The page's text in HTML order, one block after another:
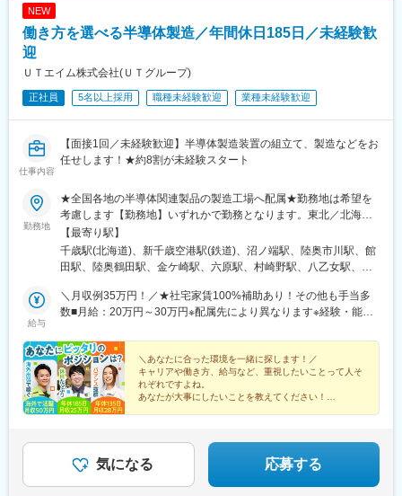
(京都府)、大阪梅田駅(阪急線)、梅田駅(地下鉄)、天神橋筋六丁目
北浜駅(大阪府)、大阪難波駅、心斎橋駅、長堀橋駅、谷町四丁目
駅(阪神線)、天王寺駅、大阪上本町駅、大正駅(大阪府)、西長堀
海道本線)、北千里駅、河内松原駅、守口市駅、堺東駅、高槻駅、
茨木駅、茨木市駅、明石駅、尼崎駅(東海道本線)、西宮駅(ＪＲ
駅(大阪環状線)、弁天町駅、寺田町駅、桃谷駅、鶴橋駅、玉造駅、
森ノ宮駅、大阪城公園駅、桜ノ宮駅、天満駅、守口駅、太子橋今
市駅、千林大宮駅、関目高殿駅、野江内代駅、都島駅、南森町
駅、天満橋駅、谷町六丁目駅、谷町九丁目駅、四天王寺前夕陽ケ
丘駅、阿倍野駅(地下鉄)、田辺駅(大阪府)、駒川中野駅、平野駅(関
国駅、西中島南方駅、中津駅(大阪府・阪急線)、大国町駅、動物園
前駅、昭和町駅(大阪府)、西田辺駅、長居駅(阪和線)、あびこ駅、
駅、大阪ビジネスパーク駅、蒲生四丁目駅、今福鶴見駅、横堤
駅、鶴見緑地駅、コスモスクエア駅、大阪港駅、九条駅(大阪府)、
阿波座駅、緑橋駅、深江橋駅、高井田駅(地下鉄)、長田駅(大阪
府)、今里駅(地下鉄)、新深江駅、小路駅、北巽駅、南巽駅、井高
野駅、瑞光四丁目駅、だいどう豊里駅、清水駅(大阪府)、新森古市
大阪天満宮駅、新福島駅、海老江駅、御幣島駅、加島駅、淀川
駅、姫島駅、千船駅、樟葉駅、牧野駅(大阪府)、御殿山駅、枚方市
駅、光善寺駅、香里園駅、寝屋川市駅、萱島駅、大和田駅(大阪
NEW
働き方を選べる半導体製造／年間休日185日／未経験歓
迎
ＵＴエイム株式会社(ＵＴグループ)
正社員 5名以上採用 職種未経験歓迎 業種未経験歓迎
仕事内容
【面接1回／未経験歓迎】半導体製造装置の組立て、製造などをお
任せします！★約8割が未経験スタート
勤務地
★全国各地の半導体関連製品の製造工場へ配属★勤務地は希望を
考慮します【勤務地】いずれかで勤務となります。東北／北海
道・青森県・岩手県・宮城県・山形県・福島県関東／栃木県・群
馬県・茨城県・埼玉県・千葉県・東京都・神奈川県甲信越・北陸
／山梨県・新潟県・富山県・石川県東海／岐阜県・静岡県・愛知
岡山県・広島県九州／福岡県・長崎県・熊本県・大分県・宮崎
県・鹿児島県【嬉しいポイント】◎社宅完備、社宅家賃100%補助
ン実績多数。赴任に伴う移動交通費も会社が負担！（規定あり）
【第三者機関からの高い評価】製造派遣ランキング（2023年オリ
コン顧客満足度調査／2023年1月4日）でUTグループが第2位を受
賞！評価項目別「登録・契約のしやすさ」「社内研修」「担当者
の対応」「福利厚生」の4項目で2年連続1位！※いずれの配属先
【最寄り駅】
千歳駅(北海道)、新千歳空港駅(鉄道)、沼ノ端駅、陸奥市川駅、館
田駅、陸奥鶴田駅、金ケ崎駅、六原駅、村崎野駅、八乙女駅、青
鶴岡駅、乱川駅、米沢駅、堂島駅、南若松駅、新白河駅、瀬上
駅、勝田駅、ひたち野うしく駅、土浦駅、清原地区市民センター
駅、鷲宮駅、明戸駅、上尾駅、新座駅、狭山ケ丘駅、飯能駅、高
坂駅、東我孫子駅、下総橘駅、松尾駅(千葉県)、姉ケ崎駅、久住
駅、動物公園駅、初石駅、辰巳駅、越中島駅、一橋学園駅、国会
議事堂前駅、新富町駅(東京都)、狭間駅、北八王子駅、五反田駅、
天王洲アイル駅、中河原駅、三鷹駅、大塚駅(東京都)、田端駅、立
駅、香川駅、川崎駅、小島新田駅、鈴木町駅、相模原駅、南橋本
駅、竜王駅、富士岡駅、東静岡駅、豊岡駅(静岡県)、天竜川駅、大
給与
＼月収例35万円！／★社宅家賃100%補助あり！その他も手当多
数■月給：20万円～30万円※配属先により異なります※経験・能力
当・休日手当等全額支給＜月収例＞北海道千歳市/月収例36万円/日
勤・土日祝休み/半導体エンジニア 岩手県北上市/月収例30万円/2
交替・4勤2休/半導体製造装置のメンテナンス 宮城県黒川郡/月収
例66万円/日勤/半導体製造装置のセットアップ 富山県富山市/月収
例31万円/日勤/半導体製造装置の組立・検査三重県四日市市/月収
円/4勤4休/半導体ウェハの移動・運搬【入社時の想定年収】年収例
500万円／28歳年収例400万円／24歳年収例300万円／22歳
＼あなたに合った環境を一緒に探します！／
キャリアや働き方、給与など、重視したいことって人そ
れぞれですよね。
あなたが大事にしたいことを教えてください！
気になる 応募する